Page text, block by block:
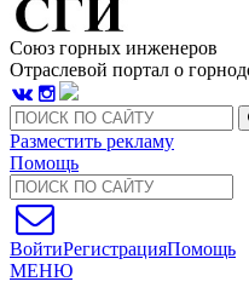
Союз горных инженеров
Отраслевой портал о
Разместить рекламу
Помощь
ВойтиРегистрацияПомощь
МЕНЮ